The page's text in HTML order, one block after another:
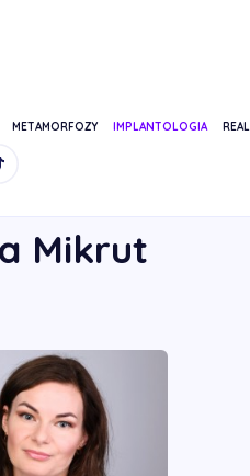
METAMORFOZY IMPLANTOLOGIA
Mikrut